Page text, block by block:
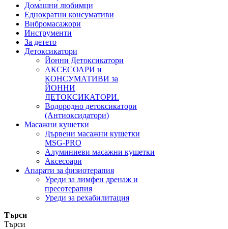
Домашни любимци
Еднократни консумативи
Вибромасажори
Инструменти
За детето
Детоксикатори
Йонни Детоксикатори
АКСЕСОАРИ и
КОНСУМАТИВИ за
ЙОННИ
ДЕТОКСИКАТОРИ.
Водородно детоксикатори
(Антиоксидатори)
Масажни кушетки
Дървени масажни кушетки
MSG-PRO
Алуминиеви масажни кушетки
Аксесоари
Апарати за физиотерапия
Уреди за лимфен дренаж и
пресотерапия
Уреди за рехабилитация
Търси
Търси